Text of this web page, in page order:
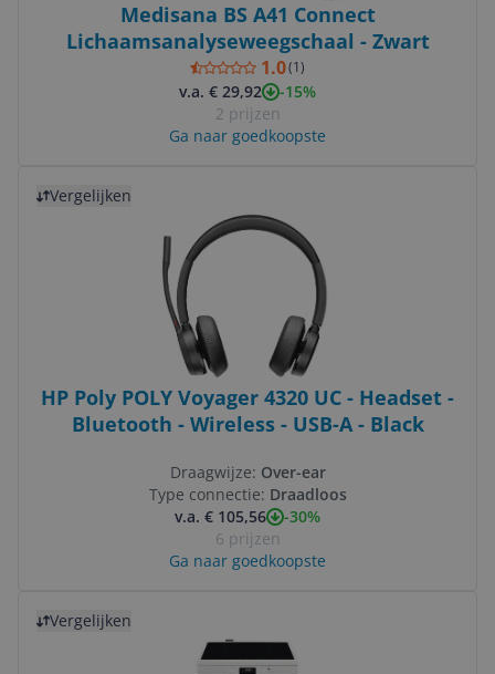
Medisana BS A41 Connect
Lichaamsanalyseweegschaal - Zwart
1.0(1)
v.a. € 29,92
-15%
2 prijzen
Ga naar goedkoopste
Vergelijken
HP Poly POLY Voyager 4320 UC - Headset -
Bluetooth - Wireless - USB-A - Black
Draagwijze: Over-ear
Type connectie: Draadloos
v.a. € 105,56
-30%
6 prijzen
Ga naar goedkoopste
Vergelijken